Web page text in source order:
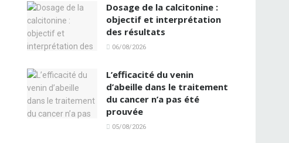
Dosage de la calcitonine :
objectif et interprétation
des résultats
06/08/2026
L’efficacité du venin
d’abeille dans le traitement
du cancer n’a pas été
prouvée
05/08/2026